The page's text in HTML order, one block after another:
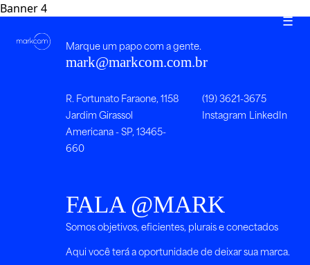
☰
Banner 4
Marque um papo com a gente.
mark@markcom.com.br
R. Fortunato Faraone, 1158
Jardim Girassol
Americana - SP, 13465-
660
(19) 3621-3675
Instagram LinkedIn
FALA @MARK
Somos objetivos, eficientes, plurais e conectados
Aqui você terá a oportunidade de deixar sua marca.